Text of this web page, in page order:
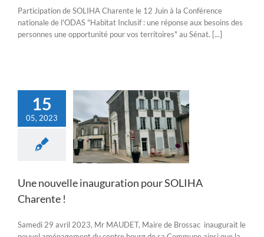
Participation de SOLIHA Charente le 12 Juin à la Conférence
nationale de l'ODAS "Habitat Inclusif : une réponse aux besoins des
personnes une opportunité pour vos territoires" au Sénat. [...]
15
05, 2023
inauguration
Charente !
Une nouvelle inauguration pour SOLIHA
Charente !
Samedi 29 avril 2023, Mr MAUDET, Maire de Brossac inaugurait le